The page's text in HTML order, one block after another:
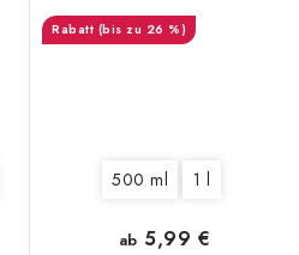
(bis zu 26 %)
500 ml 1 l
ab 5,99 €